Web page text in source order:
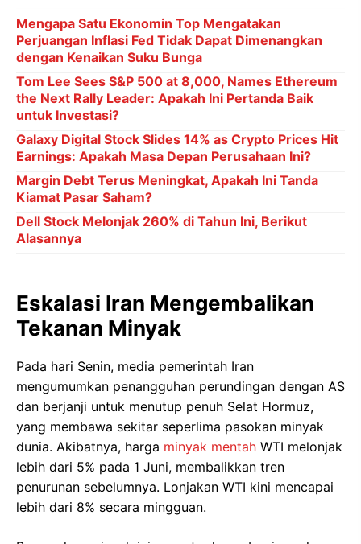
Mengapa Satu Ekonomin Top Mengatakan
Perjuangan Inflasi Fed Tidak Dapat Dimenangkan
dengan Kenaikan Suku Bunga
Tom Lee Sees S&P 500 at 8,000, Names Ethereum
the Next Rally Leader: Apakah Ini Pertanda Baik
untuk Investasi?
Galaxy Digital Stock Slides 14% as Crypto Prices Hit
Earnings: Apakah Masa Depan Perusahaan Ini?
Margin Debt Terus Meningkat, Apakah Ini Tanda
Kiamat Pasar Saham?
Dell Stock Melonjak 260% di Tahun Ini, Berikut
Alasannya
Eskalasi Iran Mengembalikan
Tekanan Minyak
Pada hari Senin, media pemerintah Iran
mengumumkan penangguhan perundingan dengan AS
dan berjanji untuk menutup penuh Selat Hormuz,
yang membawa sekitar seperlima pasokan minyak
dunia. Akibatnya, harga minyak mentah WTI melonjak
lebih dari 5% pada 1 Juni, membalikkan tren
penurunan sebelumnya. Lonjakan WTI kini mencapai
lebih dari 8% secara mingguan.